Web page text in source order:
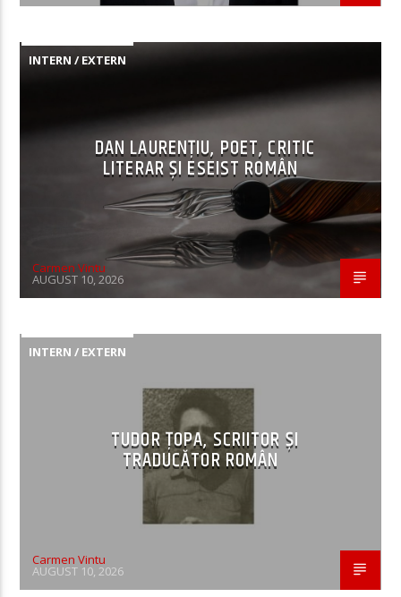
INTERN / EXTERN
DAN LAURENȚIU, POET, CRITIC
LITERAR ȘI ESEIST ROMÂN
Carmen Vintu
AUGUST 10, 2026
INTERN / EXTERN
TUDOR ȚOPA, SCRIITOR ȘI
TRADUCĂTOR ROMÂN
Carmen Vintu
AUGUST 10, 2026